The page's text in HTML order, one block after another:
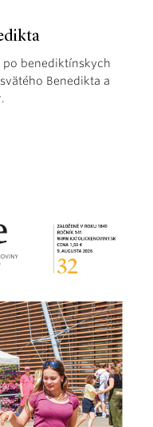
po benediktínskych
Benedikta a